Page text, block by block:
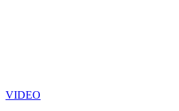
VIDEO